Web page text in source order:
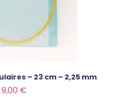
– 23 cm – 2,25 mm
9,00 €